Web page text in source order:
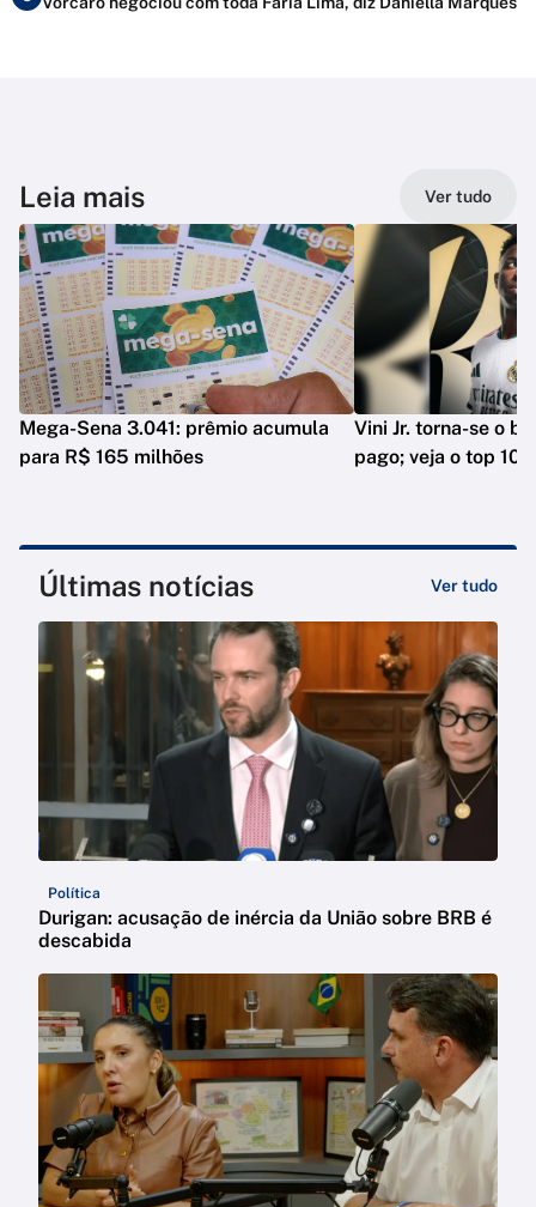
Leia mais Ver tudo
Mega-Sena 3.041: prêmio acumula
para R$ 165 milhões
Vini Jr. torna-se o
pago; veja o top 10
Últimas notícias Ver tudo
Política
Durigan: acusação de inércia da União sobre BRB é
descabida